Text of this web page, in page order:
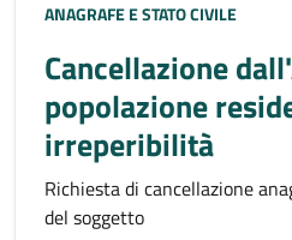
ANAGRAFE E STATO CIVILE
Cancellazione
popolazione
irreperibilità
Richiesta di cancellazione
del soggetto